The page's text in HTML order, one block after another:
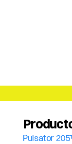
Pulsator